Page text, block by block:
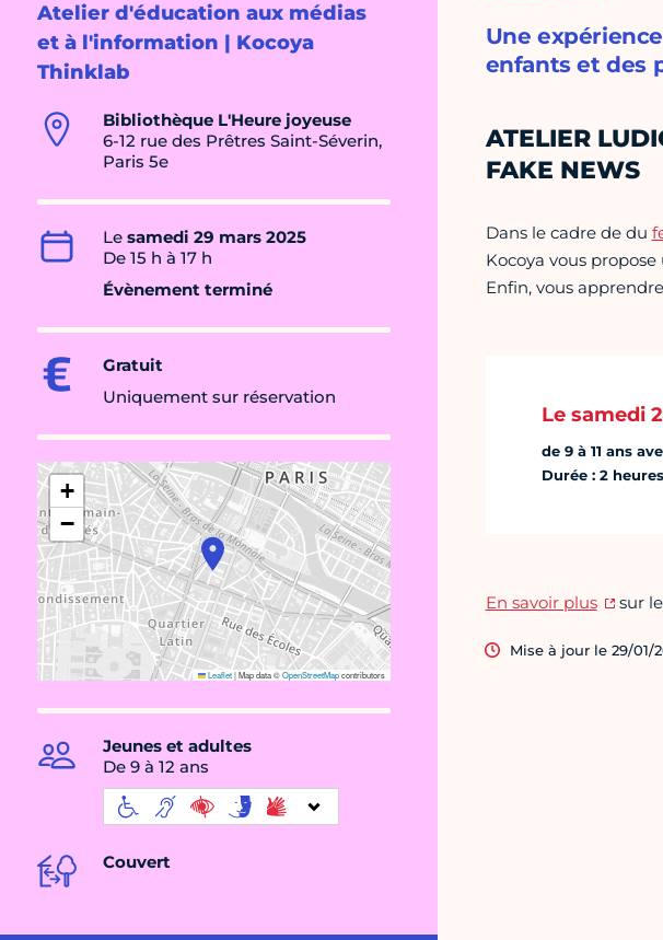
Atelier d'éducation aux médias
et à l'information | Kocoya
Thinklab
Bibliothèque L'Heure joyeuse
6-12 rue des Prêtres Saint-Séverin,
Paris 5e
Le samedi 29 mars 2025
De 15 h à 17 h
Évènement terminé
Gratuit
Uniquement sur réservation
+
−
Leaflet|Map data ©OpenStreetMapcontributors
Jeunes et adultes
De 9 à 12 ans
Couvert
Une
enfants et des
ATELIER
FAKE NEWS
Dans le cadre de du
Kocoya vous
Enfin, vous
Le samedi
de 9 à 11 ans
Durée : 2 heures
En savoir plus sur
Mise à jour le 29/01/